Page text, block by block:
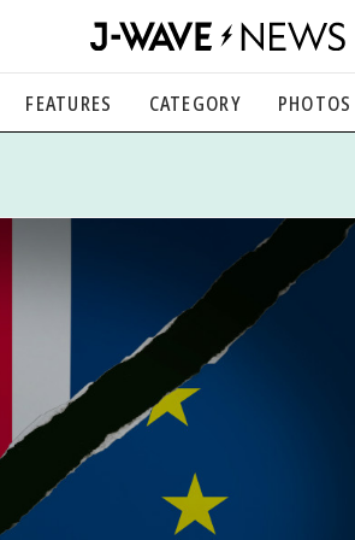
FEATURES CATEGORY
映画、芸能、舞台、スポーツなど
カルチャー
アート、文芸、マンガなど
ライフスタイル
食、健康、美容…暮らし豊かに
社会
国内、海外の気になるトピック
PHOTOS